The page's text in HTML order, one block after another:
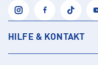
HILFE & KONTAKT